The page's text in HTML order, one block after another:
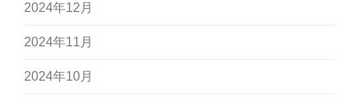
2024年12月
2024年11月
2024年10月